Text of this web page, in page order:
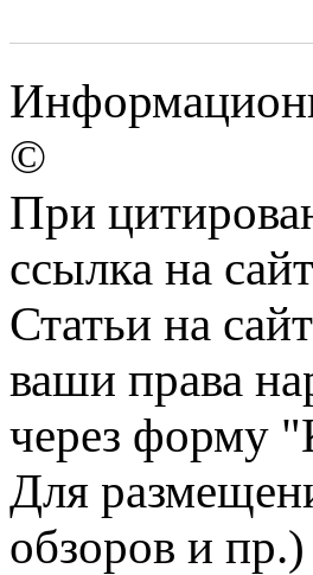
©
При
ссылка на
Статьи на
ваши права
через форму
Для
обзоров и